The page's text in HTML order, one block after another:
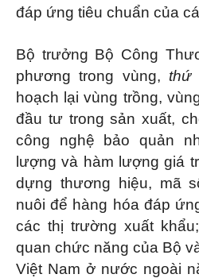
đáp ứng tiêu chuẩn của
Bộ trưởng Bộ Công
phương trong vùng, thứ
hoạch lại vùng trồng,
đầu tư trong sản xuất,
công nghệ bảo quản
lượng và hàm lượng giá
dựng thương hiệu, mã
nuôi để hàng hóa đáp
các thị trường xuất
quan chức năng của Bộ
Việt Nam ở nước ngoài